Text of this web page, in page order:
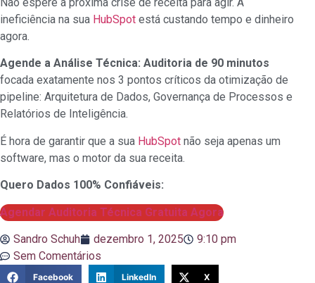
ineficiência na sua HubSpot está custando tempo e dinheiro
agora.
Agende a Análise Técnica: Auditoria de 90 minutos
focada exatamente nos 3 pontos críticos da otimização de
pipeline: Arquitetura de Dados, Governança de Processos e
Relatórios de Inteligência.
É hora de garantir que a sua HubSpot não seja apenas um
software, mas o motor da sua receita.
Quero Dados 100% Confiáveis:
Agendar Auditoria Técnica Gratuita Agora
Sandro Schuh dezembro 1, 2025
9:10 pm
Sem Comentários
Facebook LinkedIn X